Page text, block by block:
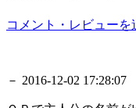
コメント・レビューを
－ 2016-12-02 17:28:07